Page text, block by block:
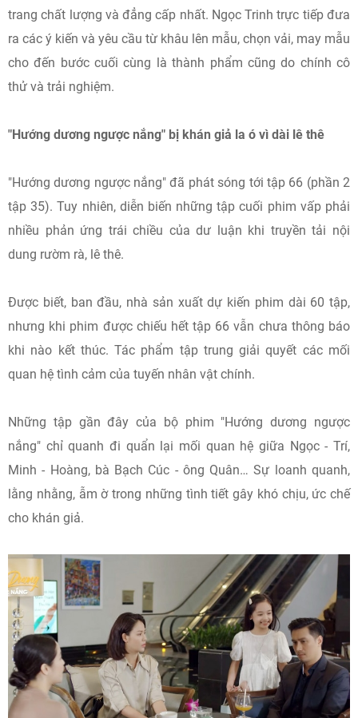
trang chất lượng và đẳng cấp nhất. Ngọc Trinh trực tiếp đưa
ra các ý kiến và yêu cầu từ khâu lên mẫu, chọn vải, may mẫu
cho đến bước cuối cùng là thành phẩm cũng do chính cô
thử và trải nghiệm.
"Hướng dương ngược nắng" bị khán giả la ó vì dài lê thê
"Hướng dương ngược nắng" đã phát sóng tới tập 66 (phần 2
tập 35). Tuy nhiên, diễn biến những tập cuối phim vấp phải
nhiều phản ứng trái chiều của dư luận khi truyền tải nội
dung rườm rà, lê thê.
Được biết, ban đầu, nhà sản xuất dự kiến phim dài 60 tập,
nhưng khi phim được chiếu hết tập 66 vẫn chưa thông báo
khi nào kết thúc. Tác phẩm tập trung giải quyết các mối
quan hệ tình cảm của tuyến nhân vật chính.
Những tập gần đây của bộ phim "Hướng dương ngược
nắng" chỉ quanh đi quẩn lại mối quan hệ giữa Ngọc - Trí,
Minh - Hoàng, bà Bạch Cúc - ông Quân… Sự loanh quanh,
lằng nhằng, ẫm ờ trong những tình tiết gây khó chịu, ức chế
cho khán giả.